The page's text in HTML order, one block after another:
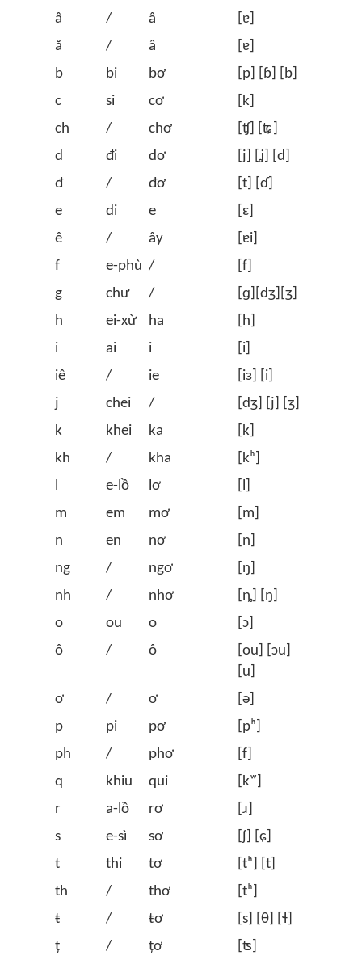
â
/ â
[ɐ]
ă
/ â
[ɐ]
b
bi bơ
[p] [ɓ] [b]
c
si cơ
[k]
ch
/ chơ
[ʧ] [ʨ]
d
đi dơ
[j] [ʝ] [d]
đ
/ đơ
[t] [ɗ]
e
di e
[ɛ]
ê
/ ây
[ɐi]
f
e-phù /
[f]
g
chư /
[ɡ][dʒ][ʒ]
h
ei-xừ ha
[h]
i
ai i
[i]
iê
/ ie
[iɜ] [i]
j
chei /
[dʒ] [j] [ʒ]
k
khei ka
[k]
kh
/ kha
[kʰ]
l
e-lồ lơ
[l]
m
em mơ
[m]
n
en nơ
[n]
ng
/ ngơ
[ŋ]
nh
/ nhơ
[ȵ] [ŋ]
o
ou o
[ɔ]
ô
/ ô
[ou] [ɔu]
[u]
ơ
/ ơ
[ə]
p
pi pơ
[pʰ]
ph
/ phơ
[f]
q
khiu qui
[kʷ]
r
a-lồ rơ
[ɹ]
s
e-sì sơ
[ʃ] [ɕ]
t
thi tơ
[tʰ] [t]
th
/ thơ
[tʰ]
ŧ
/ ŧơ
[s] [θ] [ɬ]
ț
/ țơ [ʦ]